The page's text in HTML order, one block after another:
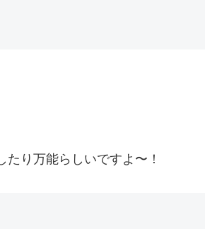
り万能らしいですよ〜！